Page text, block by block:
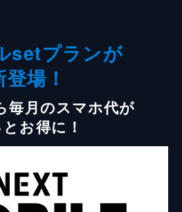
setプランが
登場！
毎月のスマホ代が
お得に！